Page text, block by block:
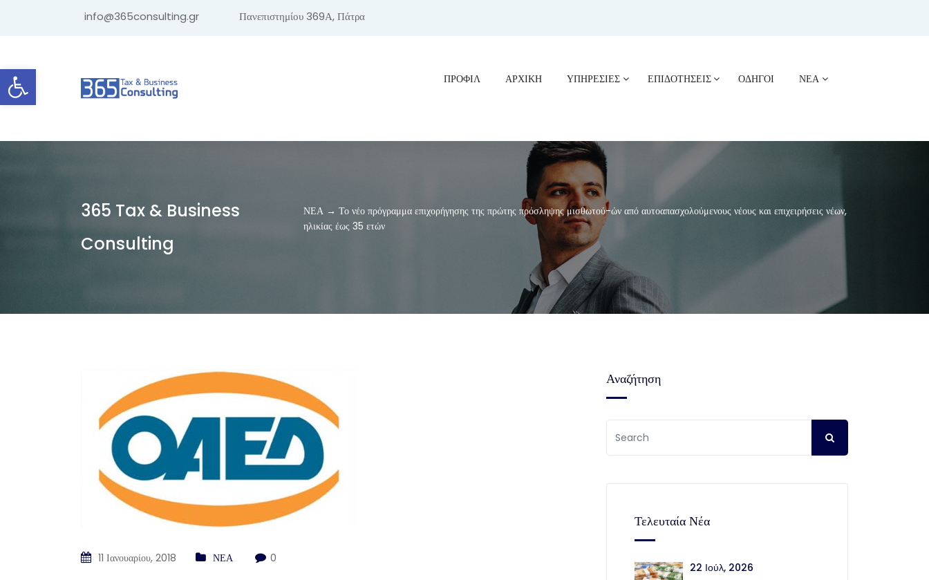
Ανοίξτε τη γραμμή εργαλείων
info@365consulting.gr Πανεπιστημίου 369Α, Πάτρα
ΠΡΟΦΊΛ ΑΡΧΙΚΗ ΥΠΗΡΕΣΙΕΣ ΕΠΙΔΟΤΗΣΕΙΣ ΟΔΗΓΟΙ ΝΕΑ
365 Tax & Business
Consulting
ΝΕΑ → Το νέο πρόγραμμα επιχορήγησης της πρώτης πρόσληψης μισθωτού-ών από αυτοαπασχολούμενους νέους και επιχειρήσεις νέων,
ηλικίας έως 35 ετών
11 Ιανουαρίου, 2018 ΝΕΑ 0
Αναζήτηση
Τελευταία Νέα
22 Ιούλ, 2026